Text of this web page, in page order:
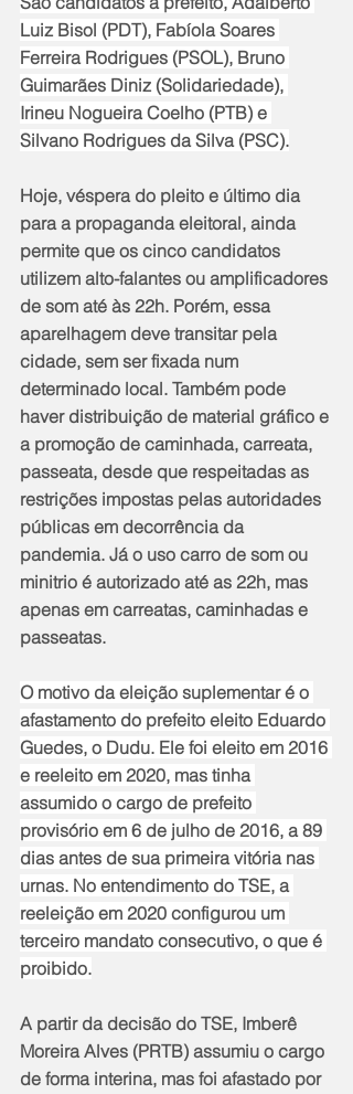
Luiz Bisol (PDT), Fabíola Soares
Ferreira Rodrigues (PSOL), Bruno
Guimarães Diniz (Solidariedade),
Irineu Nogueira Coelho (PTB) e
Silvano Rodrigues da Silva (PSC).
Hoje, véspera do pleito e último dia
para a propaganda eleitoral, ainda
permite que os cinco candidatos
utilizem alto-falantes ou amplificadores
de som até às 22h. Porém, essa
aparelhagem deve transitar pela
cidade, sem ser fixada num
determinado local. Também pode
haver distribuição de material gráfico e
a promoção de caminhada, carreata,
passeata, desde que respeitadas as
restrições impostas pelas autoridades
públicas em decorrência da
pandemia. Já o uso carro de som ou
minitrio é autorizado até as 22h, mas
apenas em carreatas, caminhadas e
passeatas.
O motivo da eleição suplementar é o
afastamento do prefeito eleito Eduardo
Guedes, o Dudu. Ele foi eleito em 2016
e reeleito em 2020, mas tinha
assumido o cargo de prefeito
provisório em 6 de julho de 2016, a 89
dias antes de sua primeira vitória nas
urnas. No entendimento do TSE, a
reeleição em 2020 configurou um
terceiro mandato consecutivo, o que é
proibido.
A partir da decisão do TSE, Imberê
Moreira Alves (PRTB) assumiu o cargo
de forma interina, mas foi afastado por